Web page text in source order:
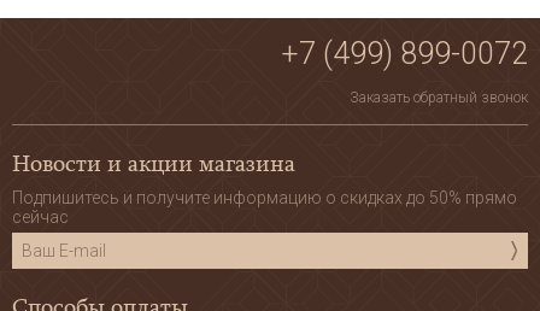
+7 (499) 899-0072
Заказать обратный звонок
Новости и акции магазина
Подпишитесь и получите информацию о скидках до 50% прямо
сейчас